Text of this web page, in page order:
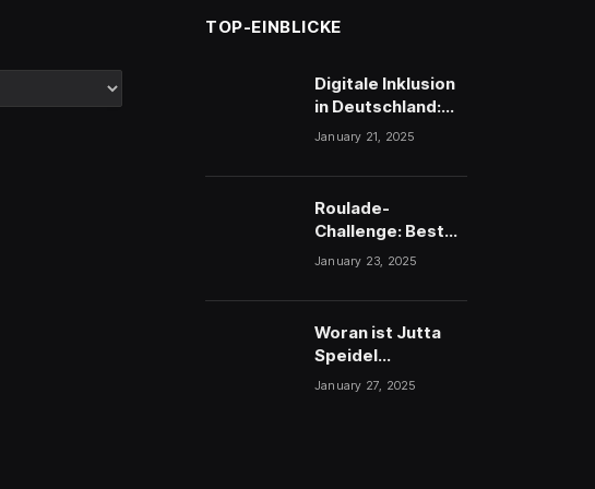
TOP-EINBLICKE
Digitale Inklusion
in Deutschland:
Wie Technologie
January 21, 2025
Roulade-
Challenge: Besten
Rinderroulade
January 23, 2025
Woran ist Jutta
Speidel
verstorben? Die
January 27, 2025